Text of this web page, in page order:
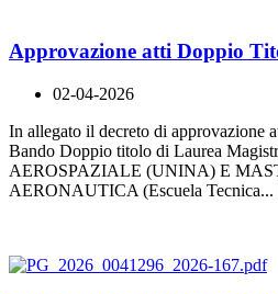
Approvazione atti Doppio
02-04-2026
In allegato il decreto di approvazione
Bando Doppio titolo di Laurea
AEROSPAZIALE (UNINA) E
AERONAUTICA (Escuela Tecnica...